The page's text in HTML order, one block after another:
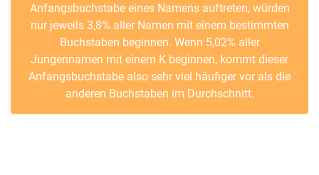
Anfangsbuchstabe eines Namens auftreten, würden
nur jeweils 3,8% aller Namen mit einem bestimmten
Buchstaben beginnen. Wenn 5,02% aller
Jungennamen mit einem K beginnen, kommt dieser
Anfangsbuchstabe also sehr viel häufiger vor als die
anderen Buchstaben im Durchschnitt.